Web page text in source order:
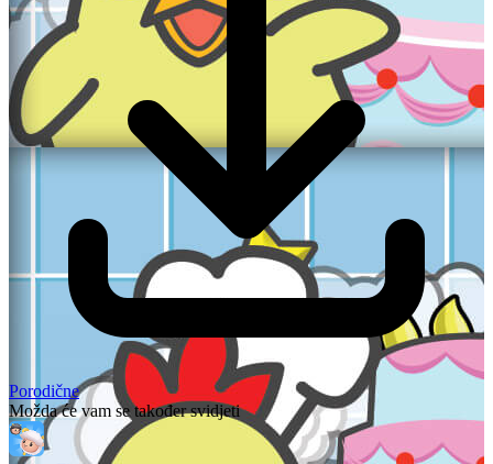
Porodične
Možda će vam se također svidjeti